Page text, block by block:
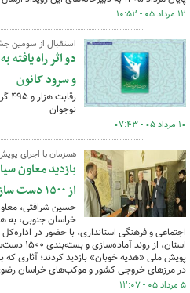
۱۲ مرداد ۰۵ - ۱۰:۵۲
استقبال از سومین
دو اثر راه
و سرود کانون
نوجوان
۱۰ مرداد ۰۵ - ۰۷:۴۳
همزمان با اجرای
بازدید معاون
از ۱۵۰۰ دست سازه اربعینی
حسین شرافتی،
خراسان جنوبی، به
اجتماعی و فرهنگی استانداری، با حضور در
استان، از
پویش ملی «هدیه خوبان» بازدید کردند؛ آثاری که
در مرزهای خروجی کشور و موکب‌های خراسان
۵ مرداد ۰۵ - ۱۲:۰۷